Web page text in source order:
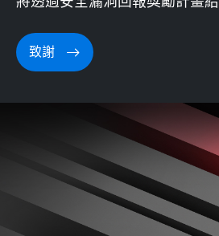
致謝